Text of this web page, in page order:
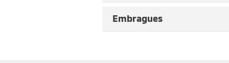
Embragues